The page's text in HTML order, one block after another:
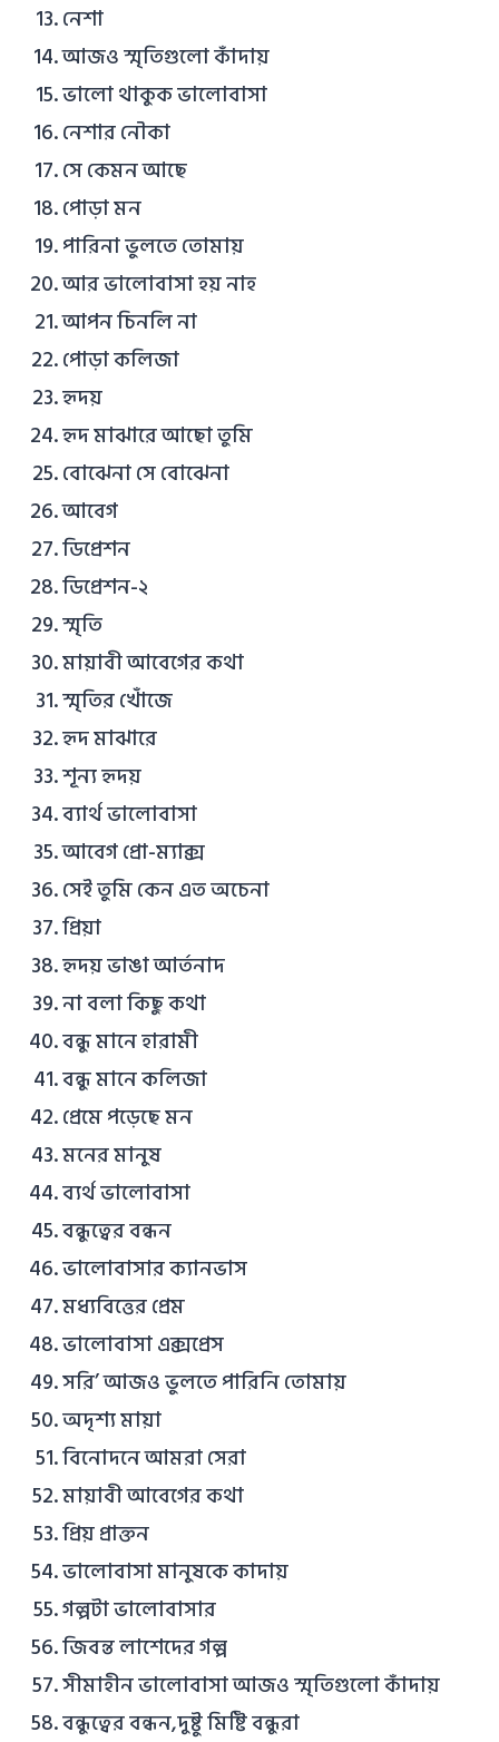
নেশা
আজও স্মৃতিগুলো কাঁদায়
ভালো থাকুক ভালোবাসা
নেশার নৌকা
সে কেমন আছে
পোড়া মন
পারিনা ভুলতে তোমায়
আর ভালোবাসা হয় নাহ
আপন চিনলি না
পোড়া কলিজা
হৃদয়
হৃদ মাঝারে আছো তুমি
বোঝেনা সে বোঝেনা
আবেগ
ডিপ্রেশন
ডিপ্রেশন-২
স্মৃতি
মায়াবী আবেগের কথা
স্মৃতির খোঁজে
হৃদ মাঝারে
শূন্য হৃদয়
ব্যার্থ ভালোবাসা
আবেগ প্রো-ম্যাক্স
সেই তুমি কেন এত অচেনা
প্রিয়া
হৃদয় ভাঙা আর্তনাদ
না বলা কিছু কথা
বন্ধু মানে হারামী
বন্ধু মানে কলিজা
প্রেমে পড়েছে মন
মনের মানুষ
ব্যর্থ ভালোবাসা
বন্ধুত্বের বন্ধন
ভালোবাসার ক্যানভাস
মধ্যবিত্তের প্রেম
ভালোবাসা এক্সপ্রেস
সরি’ আজও ভুলতে পারিনি তোমায়
অদৃশ্য মায়া
বিনোদনে আমরা সেরা
মায়াবী আবেগের কথা
প্রিয় প্রাক্তন
ভালোবাসা মানুষকে কাদায়
গল্পটা ভালোবাসার
জিবন্ত লাশেদের গল্প
সীমাহীন ভালোবাসা আজও স্মৃতিগুলো কাঁদায়
বন্ধুত্বের বন্ধন,দুষ্টু মিষ্টি বন্ধুরা